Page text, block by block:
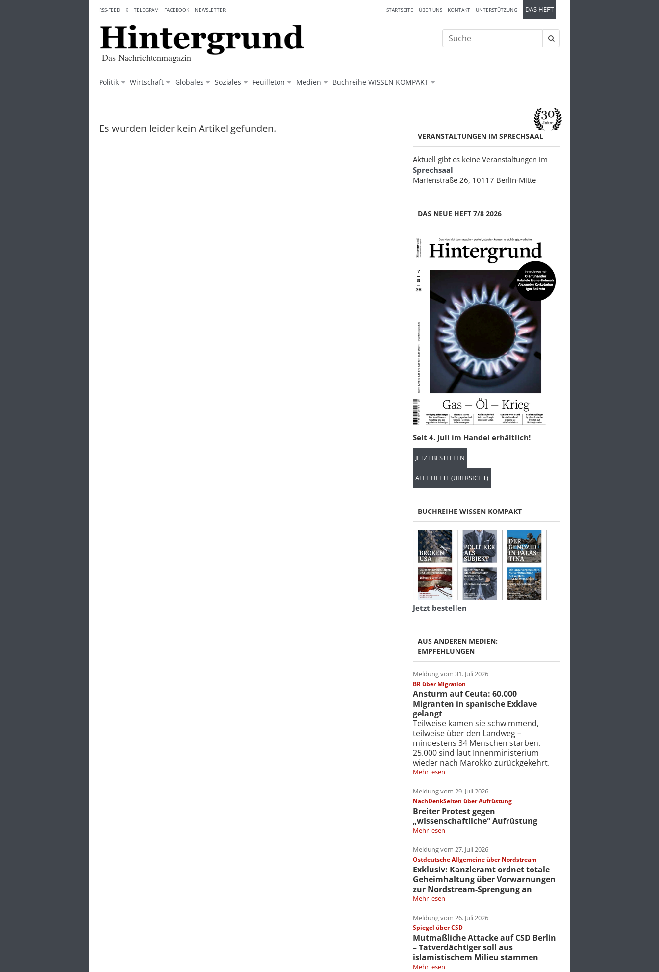
content
Das Nachrichtenmagazin
Politik Wirtschaft Globales Soziales Feuilleton Medien Buchreihe WISSEN KOMPAKT
STARTSEITE ÜBER UNS KONTAKT UNTERSTÜTZUNG DAS HEFT
RSS-FEED X TELEGRAM FACEBOOK NEWSLETTER
Suche
nach:
Es wurden leider kein Artikel gefunden.
VERANSTALTUNGEN IM SPRECHSAAL
Aktuell gibt es keine Veranstaltungen im
Sprechsaal
Marienstraße 26, 10117 Berlin-Mitte
DAS NEUE HEFT 7/8 2026
Seit 4. Juli im Handel erhältlich!
JETZT BESTELLEN
ALLE HEFTE (ÜBERSICHT)
BUCHREIHE WISSEN KOMPAKT
Jetzt bestellen
AUS ANDEREN MEDIEN:
EMPFEHLUNGEN
Meldung vom 31. Juli 2026
BR über Migration
Ansturm auf Ceuta: 60.000
Migranten in spanische Exklave
gelangt
Teilweise kamen sie schwimmend,
teilweise über den Landweg –
mindestens 34 Menschen starben.
25.000 sind laut Innenministerium
wieder nach Marokko zurückgekehrt.
Mehr lesen
Meldung vom 29. Juli 2026
NachDenkSeiten über Aufrüstung
Breiter Protest gegen
„wissenschaftliche“ Aufrüstung
Mehr lesen
Meldung vom 27. Juli 2026
Ostdeutsche Allgemeine über Nordstream
Exklusiv: Kanzleramt ordnet totale
Geheimhaltung über Vorwarnungen
zur Nordstream-Sprengung an
Mehr lesen
Meldung vom 26. Juli 2026
Spiegel über CSD
Mutmaßliche Attacke auf CSD Berlin
– Tatverdächtiger soll aus
islamistischem Milieu stammen
Mehr lesen